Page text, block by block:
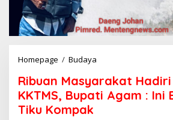
Homepage / Budaya
b
u
a
Ribuan Masyarakat
KKTMS, Bupati Agam : Ini
Tiku Kompak